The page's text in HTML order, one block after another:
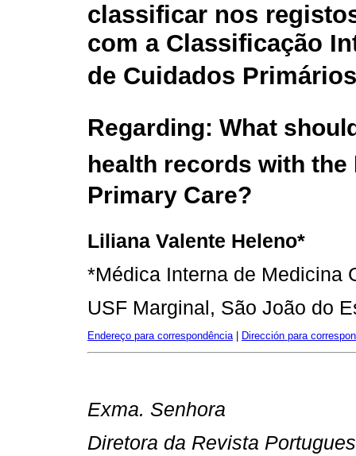
classificar nos
com a Classificação
de Cuidados
Regarding: What
health records with
Primary Care?
Liliana Valente Heleno*
*Médica Interna de Medicina
USF Marginal, São João do
Endereço para correspondência| Dirección para
Exma. Senhora
Diretora da Revista